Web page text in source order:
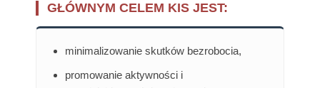
GŁÓWNYM CELEM KIS JEST:
minimalizowanie skutków bezrobocia,
promowanie aktywności i